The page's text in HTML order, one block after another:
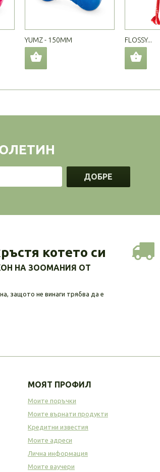
YUMZ - 150MM FLOSSY...
ДОБРЕ
котето си
НА ЗООМАНИЯ ОТ
защото не винаги трябва да е
МОЯТ ПРОФИЛ
Моите поръчки
Моите върнати продукти
Кредитни известия
Моите адреси
Лична информация
Моите ваучери